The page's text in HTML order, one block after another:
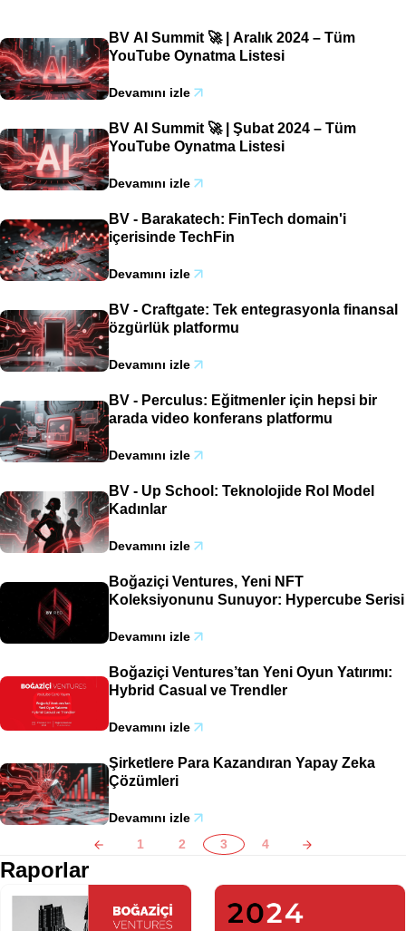
BV AI Summit 🚀 | Aralık 2024 – Tüm
YouTube Oynatma Listesi
Devamını izle
BV AI Summit 🚀 | Şubat 2024 – Tüm
YouTube Oynatma Listesi
Devamını izle
BV - Barakatech: FinTech domain'i
içerisinde TechFin
Devamını izle
BV - Craftgate: Tek entegrasyonla finansal
özgürlük platformu
Devamını izle
BV - Perculus: Eğitmenler için hepsi bir
arada video konferans platformu
Devamını izle
BV - Up School: Teknolojide Rol Model
Kadınlar
Devamını izle
Boğaziçi Ventures, Yeni NFT
Koleksiyonunu Sunuyor: Hypercube Serisi
Devamını izle
Boğaziçi Ventures’tan Yeni Oyun Yatırımı:
Hybrid Casual ve Trendler
Devamını izle
Şirketlere Para Kazandıran Yapay Zeka
Çözümleri
Devamını izle
1
2 3 4
Raporlar